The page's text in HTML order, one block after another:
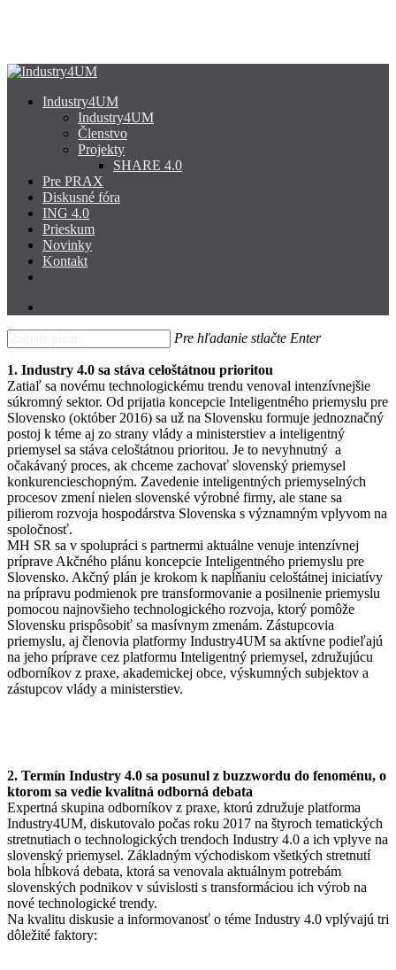
content
search
Menu
Industry4UM
Industry4UM
Členstvo
Projekty
SHARE 4.0
Pre PRAX
Diskusné fóra
ING 4.0
Prieskum
Novinky
Kontakt
Pre hľadanie stlačte Enter
Search
1. Industry 4.0 sa stáva celoštátnou prioritou
Zatiaľ sa novému technologickému trendu venoval intenzívnejšie
súkromný sektor. Od prijatia koncepcie Inteligentného priemyslu pre
Slovensko (október 2016) sa už na Slovensku formuje jednoznačný
postoj k téme aj zo strany vlády a ministerstiev a inteligentný
priemysel sa stáva celoštátnou prioritou. Je to nevyhnutný a
očakávaný proces, ak chceme zachovať slovenský priemysel
konkurencieschopným. Zavedenie inteligentných priemyselných
procesov zmení nielen slovenské výrobné firmy, ale stane sa
pilierom rozvoja hospodárstva Slovenska s významným vplyvom na
spoločnosť.
MH SR sa v spolupráci s partnermi aktuálne venuje intenzívnej
príprave Akčného plánu koncepcie Inteligentného priemyslu pre
Slovensko. Akčný plán je krokom k napĺňaniu celoštátnej iniciatívy
na prípravu podmienok pre transformovanie a posilnenie priemyslu
pomocou najnovšieho technologického rozvoja, ktorý pomôže
Slovensku prispôsobiť sa masívnym zmenám. Zástupcovia
priemyslu, aj členovia platformy Industry4UM sa aktívne podieľajú
na jeho príprave cez platformu Inteligentný priemysel, združujúcu
odborníkov z praxe, akademickej obce, výskumných subjektov a
zástupcov vlády a ministerstiev.
2. Termín Industry 4.0 sa posunul z buzzwordu do fenoménu, o
ktorom sa vedie kvalitná odborná debata
Expertná skupina odborníkov z praxe, ktorú združuje platforma
Industry4UM, diskutovalo počas roku 2017 na štyroch tematických
stretnutiach o technologických trendoch Industry 4.0 a ich vplyve na
slovenský priemysel. Základným východiskom všetkých stretnutí
bola hĺbková debata, ktorá sa venovala aktuálnym potrebám
slovenských podnikov v súvislosti s transformáciou ich výrob na
nové technologické trendy.
Na kvalitu diskusie a informovanosť o téme Industry 4.0 vplývajú tri
dôležité faktory:
Menu